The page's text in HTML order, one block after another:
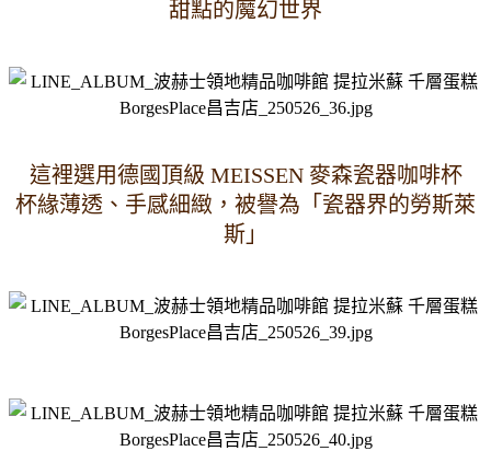
甜點的魔幻世界
這裡選用德國頂級 MEISSEN 麥森瓷器咖啡杯
杯緣薄透、手感細緻，被譽為「瓷器界的勞斯萊
斯」